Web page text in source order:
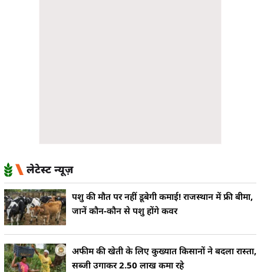
लेटेस्ट न्यूज़
पशु की मौत पर नहीं डूबेगी कमाई! राजस्थान में फ्री बीमा,
जानें कौन-कौन से पशु होंगे कवर
अफीम की खेती के लिए कुख्यात किसानों ने बदला रास्ता,
सब्जी उगाकर 2.50 लाख कमा रहे